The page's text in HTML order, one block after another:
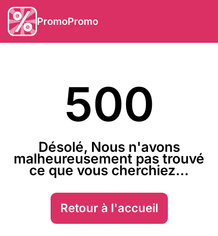
PromoPromo
500
Désolé, Nous n'avons
malheureusement pas trouvé
ce que vous cherchiez...
Retour à l'accueil